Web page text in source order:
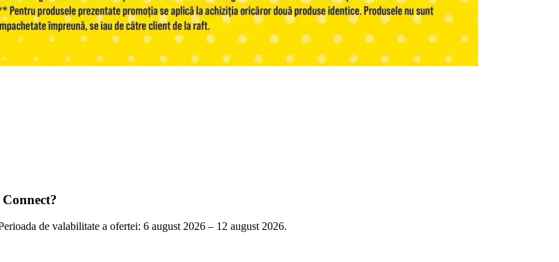
de valabilitate a ofertei: 6 august 2026 – 12 august 2026.